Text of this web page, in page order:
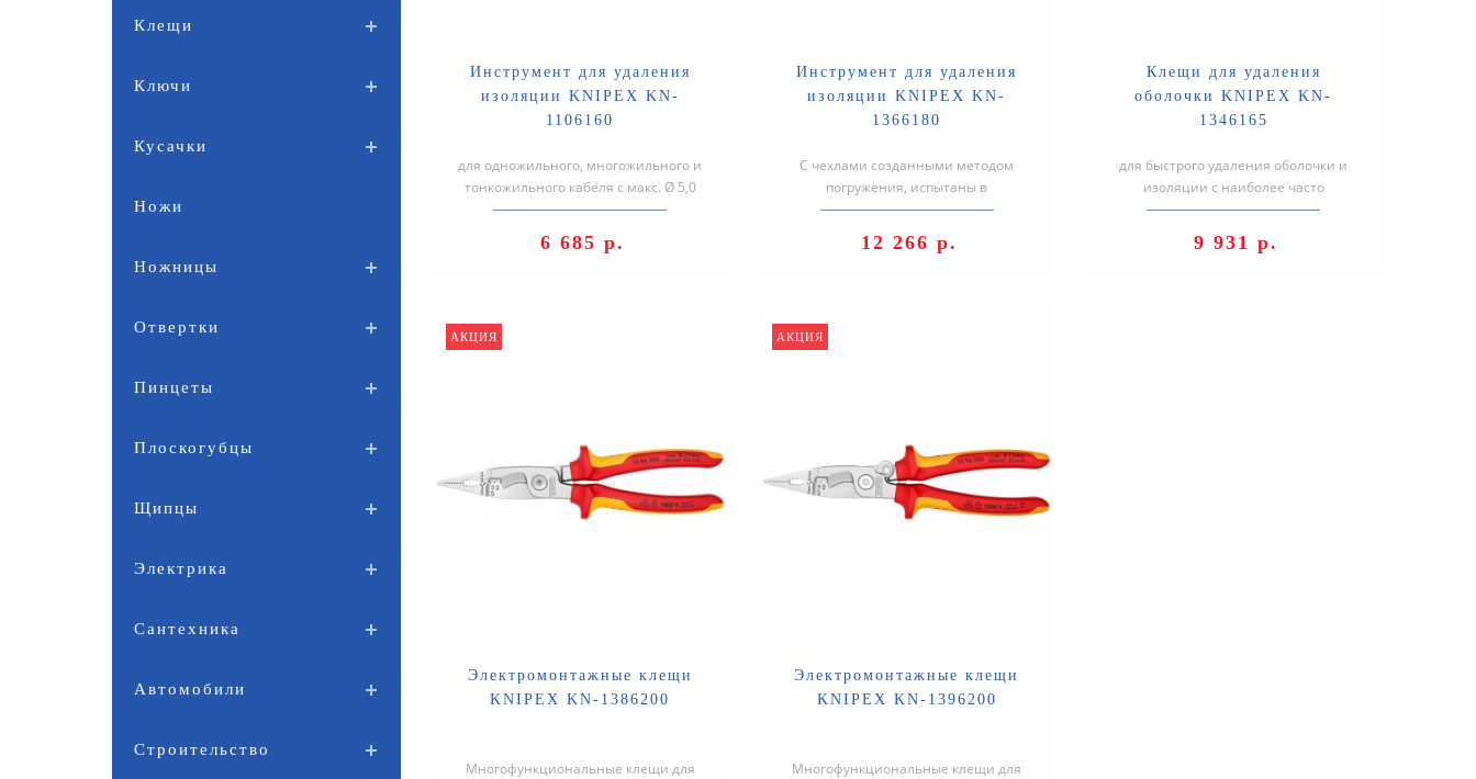
Клещи
Ключи
Кусачки
Ножи
Ножницы
Отвертки
Пинцеты
Плоскогубцы
Щипцы
Электрика
Сантехника
Автомобили
Строительство
Инструмент для удаления
изоляции KNIPEX KN-
1106160
для одножильного, многожильного и
тонкожильного кабеля с макс. Ø 5,0
мм или поперечным сечением про..
6 685 р.
Инструмент для удаления
изоляции KNIPEX KN-
1366180
С чехлами созданными методом
погружения, испытаны в
соответствии нормативам VDE Для
12 266 р.
Клещи для удаления
оболочки KNIPEX KN-
1346165
для быстрого удаления оболочки и
изоляции с наиболее часто
применяемых круглых проводов и
9 931 р.
АКЦИЯ
Электромонтажные клещи
KNIPEX KN-1386200
Mногофункциональные клещи для
АКЦИЯ
Электромонтажные клещи
KNIPEX KN-1396200
Mногофункциональные клещи для